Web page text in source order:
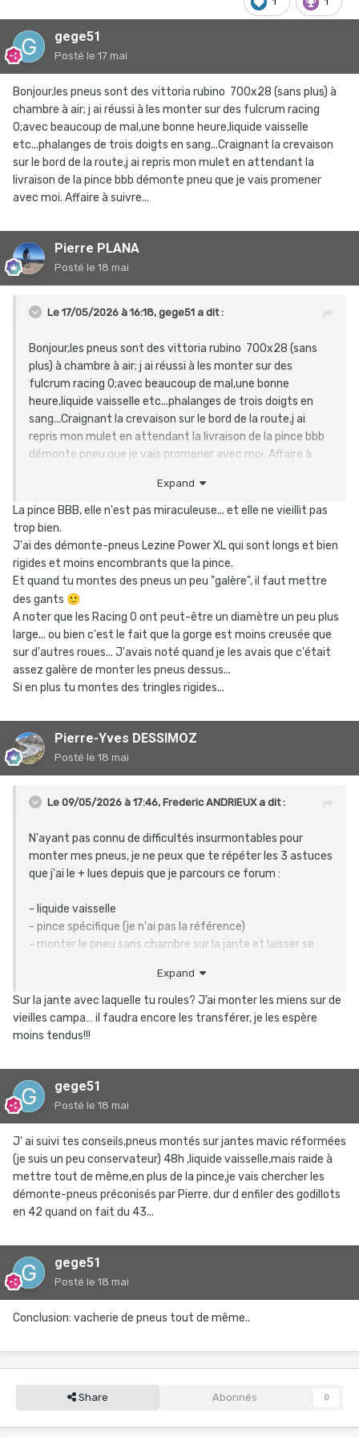
gege51
Posté le 17 mai
Bonjour,les pneus sont des vittoria rubino 700x28 (sans plus) à
chambre à air; j ai réussi à les monter sur des fulcrum racing
0;avec beaucoup de mal,une bonne heure,liquide vaisselle
etc...phalanges de trois doigts en sang...Craignant la crevaison
sur le bord de la route,j ai repris mon mulet en attendant la
livraison de la pince bbb démonte pneu que je vais promener
avec moi. Affaire à suivre...
Pierre PLANA
Posté le 18 mai
Le 17/05/2026 à 16:18, gege51 a dit :
Bonjour,les pneus sont des vittoria rubino 700x28 (sans
plus) à chambre à air; j ai réussi à les monter sur des
fulcrum racing 0;avec beaucoup de mal,une bonne
heure,liquide vaisselle etc...phalanges de trois doigts en
sang...Craignant la crevaison sur le bord de la route,j ai
repris mon mulet en attendant la livraison de la pince bbb
démonte pneu que je vais promener avec moi. Affaire à
Expand
La pince BBB, elle n'est pas miraculeuse... et elle ne vieillit pas
trop bien.
J'ai des démonte-pneus Lezine Power XL qui sont longs et bien
rigides et moins encombrants que la pince.
Et quand tu montes des pneus un peu "galère", il faut mettre
des gants 🙂
A noter que les Racing 0 ont peut-être un diamètre un peu plus
large... ou bien c'est le fait que la gorge est moins creusée que
sur d'autres roues... J'avais noté quand je les avais que c'était
assez galère de monter les pneus dessus...
Si en plus tu montes des tringles rigides...
Pierre-Yves DESSIMOZ
Posté le 18 mai
Le 09/05/2026 à 17:46, Frederic ANDRIEUX a dit :
N'ayant pas connu de difficultés insurmontables pour
monter mes pneus, je ne peux que te répéter les 3 astuces
que j'ai le + lues depuis que je parcours ce forum :
- liquide vaisselle
- pince spécifique (je n'ai pas la référence)
- monter le pneu sans chambre sur la jante et laisser se
Expand
Sur la jante avec laquelle tu roules? J’ai monter les miens sur de
vieilles campa… il faudra encore les transférer, je les espère
moins tendus!!!
gege51
Posté le 18 mai
J' ai suivi tes conseils,pneus montés sur jantes mavic réformées
(je suis un peu conservateur) 48h ,liquide vaisselle,mais raide à
mettre tout de même,en plus de la pince,je vais chercher les
démonte-pneus préconisés par Pierre. dur d enfiler des godillots
en 42 quand on fait du 43...
gege51
Posté le 18 mai
Conclusion: vacherie de pneus tout de même..
Share Abonnés 0